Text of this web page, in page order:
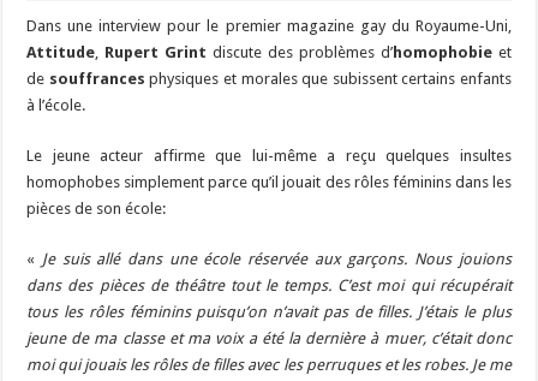
Dans une interview pour le premier magazine gay du Royaume-Uni,
Attitude, Rupert Grint discute des problèmes d’homophobieet
de souffrances physiques et morales que subissent certains enfants
à l’école.
Le jeune acteur affirme que lui-même a reçu quelques insultes
homophobes simplement parce qu’il jouait des rôles féminins dans les
pièces de son école:
« Je suis allé dans une école réservée aux garçons. Nous jouions
dans des pièces de théâtre tout le temps. C’est moi qui récupérait
tous les rôles féminins puisqu’on n’avait pas de filles. J’étais le plus
jeune de ma classe et ma voix a été la dernière à muer, c’était donc
moi qui jouais les rôles de filles avec les perruques et les robes. Je me